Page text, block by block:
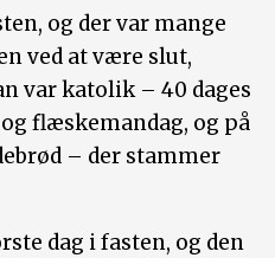
og der var mange
ved at være slut,
var katolik – 40 dages
flæskemandag, og på
– der stammer
dag i fasten, og den